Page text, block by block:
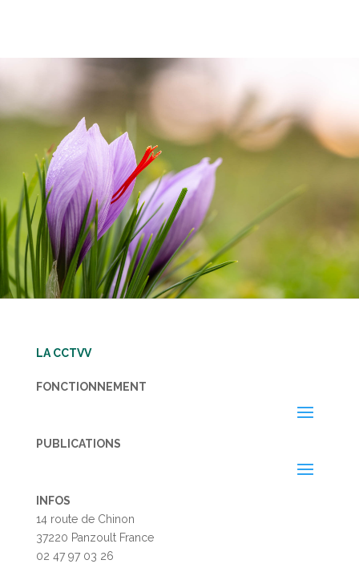
LA CCTVV
FONCTIONNEMENT
PUBLICATIONS
INFOS
14 route de Chinon
37220 Panzoult France
02 47 97 03 26